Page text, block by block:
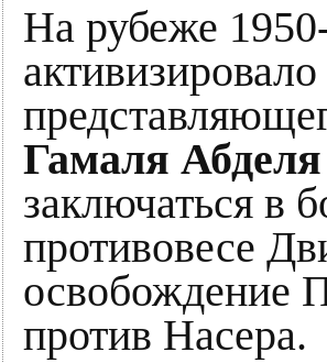
На рубеже
Гамаля
заключаться в
противовесе
освобождение
против Насера.